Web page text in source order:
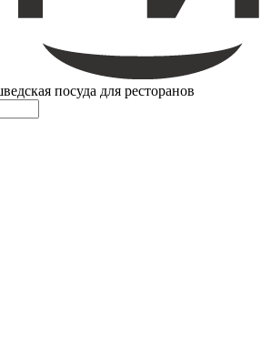
посуда для ресторанов